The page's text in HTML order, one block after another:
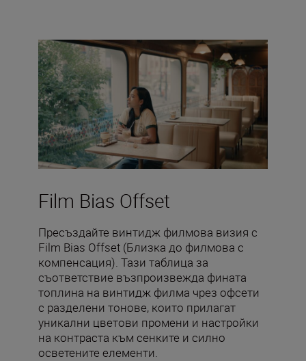
Film Bias Offset
Пресъздайте винтидж филмова визия с
Film Bias Offset (Близка до филмова с
компенсация). Тази таблица за
съответствие възпроизвежда фината
топлина на винтидж филма чрез офсети
с разделени тонове, които прилагат
уникални цветови промени и настройки
на контраста към сенките и силно
осветените елементи.